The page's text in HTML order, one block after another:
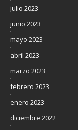
julio 2023
junio 2023
mayo 2023
abril 2023
marzo 2023
febrero 2023
enero 2023
diciembre 2022